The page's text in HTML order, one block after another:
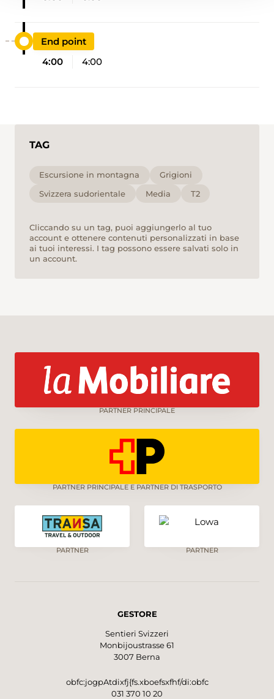
End point
4:00
4:00
TAG
Escursione in montagna
Grigioni
Svizzera sudorientale
Media T2
Cliccando su un tag, puoi aggiungerlo al tuo
account e ottenere contenuti personalizzati in base
ai tuoi interessi. I tag possono essere salvati solo in
un account.
PARTNER PRINCIPALE
PARTNER PRINCIPALE E PARTNER DI TRASPORTO
PARTNER PARTNER
GESTORE
Sentieri Svizzeri
Monbijoustrasse 61
3007 Berna
obfc:jogpAtdixfj{fs.xboefsxfhf/di:obfc
031 370 10 20